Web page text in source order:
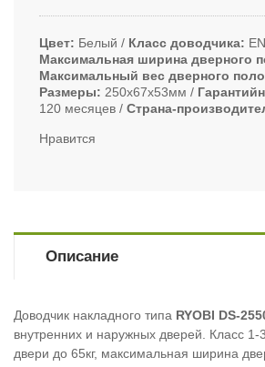
Цвет Белый Класс доводчика
Максимальная ширина дверного
Максимальный вес дверного
Размеры
250х67х53мм
120 месяцев
Страна-
Нравится
Описание
Доводчик накладного типа RYOBI DS-
внутренних и наружных дверей. Класс
двери до 65кг, максимальная ширина